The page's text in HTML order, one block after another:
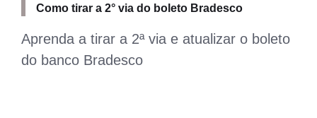
Como tirar a 2° via do boleto Bradesco
Aprenda a tirar a 2ª via e atualizar o boleto
do banco Bradesco